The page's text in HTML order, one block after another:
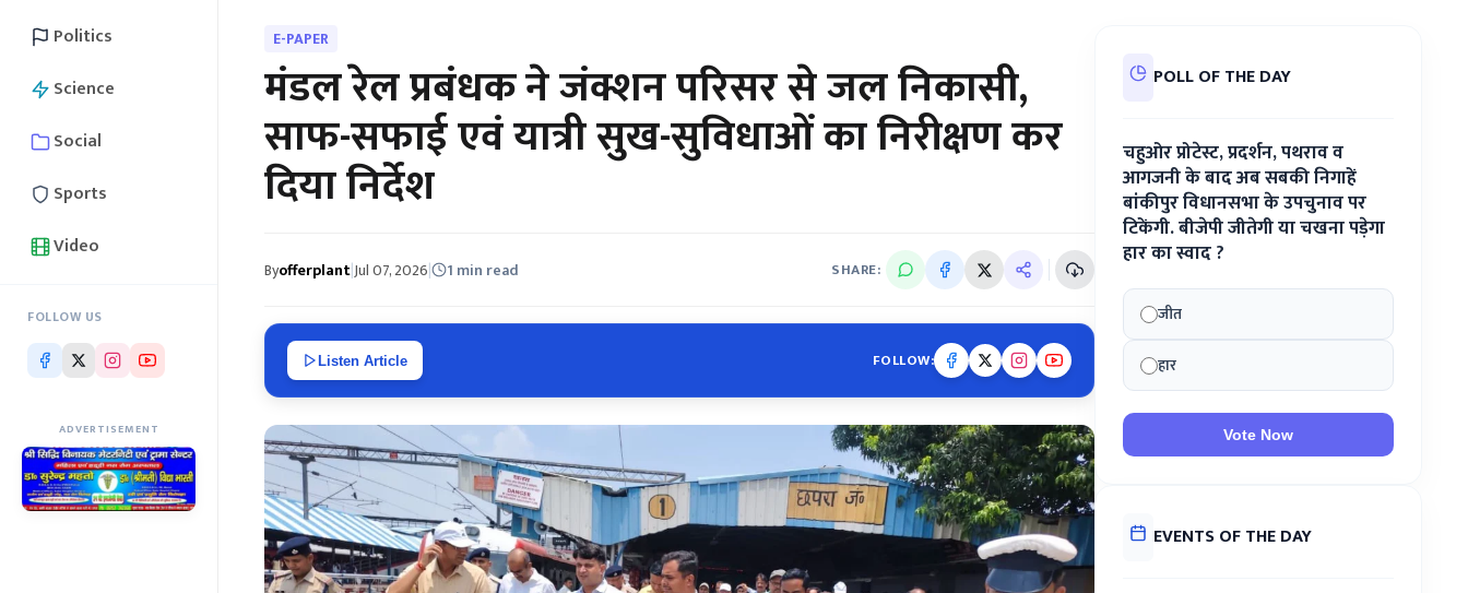
Politics
Science
Social
Sports
Video
FOLLOW US
ADVERTISEMENT
E-PAPER
मंडल रेल प्रबंधक ने जंक्शन परिसर से जल निकासी,
साफ-सफाई एवं यात्री सुख-सुविधाओं का निरीक्षण कर
दिया निर्देश
Byofferplant|Jul 07, 2026| 1 min read SHARE:
Listen Article FOLLOW:
POLL OF THE DAY
चहुओर प्रोटेस्ट, प्रदर्शन, पथराव व
आगजनी के बाद अब सबकी निगाहें
बांकीपुर विधानसभा के उपचुनाव पर
टिकेंगी. बीजेपी जीतेगी या चखना पड़ेगा
हार का स्वाद ?
जीत
हार
Vote Now
EVENTS OF THE DAY